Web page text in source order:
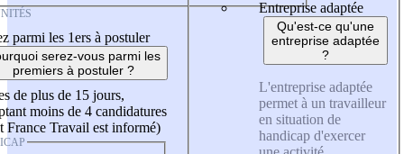
parmi les 1ers à postuler
serez-vous parmi les
premiers à postuler ?
de plus de 15 jours,
moins de 4 candidatures
France Travail est informé)
Entreprise adaptée
Qu'est-ce qu'une
entreprise adaptée
?
L'entreprise adaptée
permet à un travailleur
en situation de
handicap d'exercer